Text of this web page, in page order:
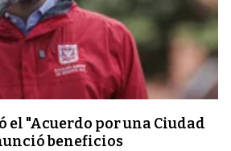
el "Acuerdo por una Ciudad
beneficios